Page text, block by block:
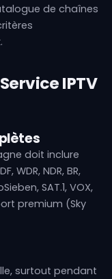
de chaînes
IPTV
doit inclure
WDR, NDR, BR,
SAT.1, VOX,
premium (Sky
surtout pendant